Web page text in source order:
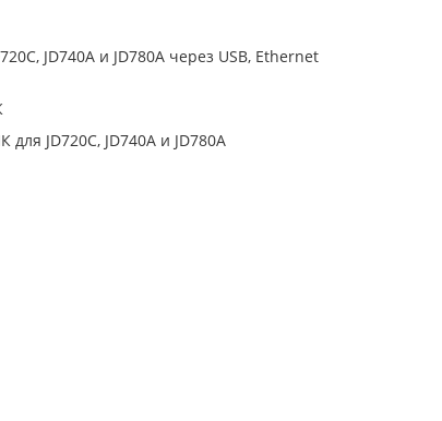
JD740A и JD780A через USB, Ethernet
JD720C, JD740A и JD780A